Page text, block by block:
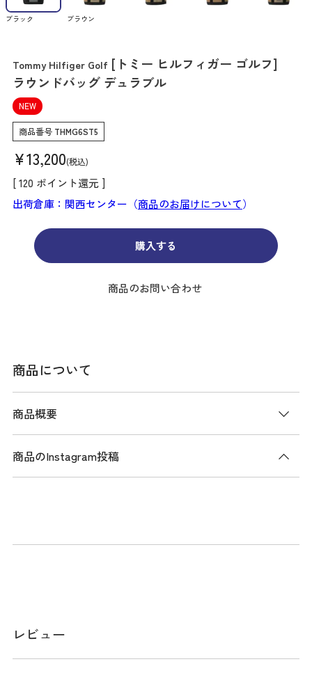
ブラック ブラウン
Tommy Hilfiger Golf [トミー ヒルフィガー ゴルフ]
ラウンドバッグ デュラブル
NEW
商品番号 THMG6ST5
¥13,200 税込
[120 ポイント還元 ]
出荷倉庫：関西センター（商品のお届けについて）
購入する
商品のお問い合わせ
商品について
商品概要
商品説明
CORDURA(R) TrueLock(TM)ファブリックを使用。両端までし
メーカー品番：THMG6ST5
商品のInstagram投稿
レビュー